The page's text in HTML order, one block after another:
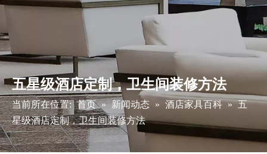
五星级酒店定制，卫生间装修方法
当前所在位置: 首页 » 新闻动态 » 酒店家具百科 » 五
星级酒店定制，卫生间装修方法